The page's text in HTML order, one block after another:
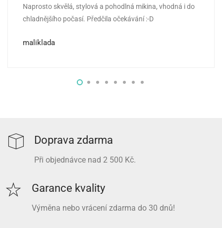
Hodnocení 5z 5
Naprosto skvělá, stylová a pohodlná mikina, vhodná i do
chladnějšího počasí. Předčila očekávání :-D
maliklada
Doprava zdarma
Při objednávce nad 2 500 Kč.
Garance kvality
Výměna nebo vrácení zdarma do 30 dnů!